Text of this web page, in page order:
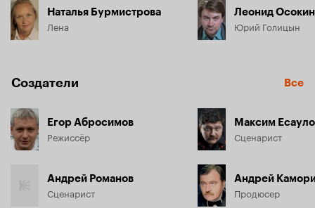
Наталья Бурмистрова
Лена
Леонид Осокин
Юрий Голицын
Создатели Все
Егор Абросимов
Режиссёр
Андрей Романов
Сценарист
Максим
Сценарист
Андрей
Продюсер